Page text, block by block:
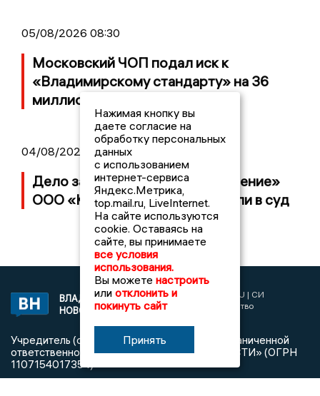
05/08/2026 08:30
Московский ЧОП подал иск к
«Владимирскому стандарту» на 36
миллионов рублей
04/08/2026 15:40
Дело застройщика ЖК «Поколение»
ООО «Капитал Строй» передали в суд
ВЛАДИМИРСКИЕ
НОВОСТИ
2017 © NEWSVLADIMIR.RU | СИ
«Информационное агентство
Учредитель (соучредители): Общество с ограниченной
ответственностью «РЕГИОНАЛЬНЫЕ НОВОСТИ» (ОГРН
1107154017354)
Нажимая кнопку вы
даете согласие на
обработку персональных
данных
с использованием
интернет-сервиса
Яндекс.Метрика,
top.mail.ru, LiveInternet.
На сайте используются
cookie. Оставаясь на
сайте, вы принимаете
все условия
использования.
Вы можете настроить
или отклонить и
покинуть сайт
Принять